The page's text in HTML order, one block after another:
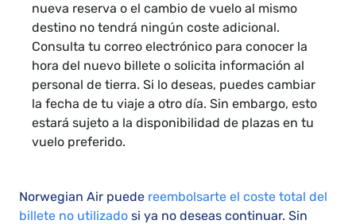
nueva reserva o el cambio de vuelo al mismo
destino no tendrá ningún coste adicional.
Consulta tu correo electrónico para conocer la
hora del nuevo billete o solicita información al
personal de tierra. Si lo deseas, puedes cambiar
la fecha de tu viaje a otro día. Sin embargo, esto
estará sujeto a la disponibilidad de plazas en tu
vuelo preferido.
Norwegian Air puede reembolsarte el coste total del
billete no utilizado si ya no deseas continuar. Sin